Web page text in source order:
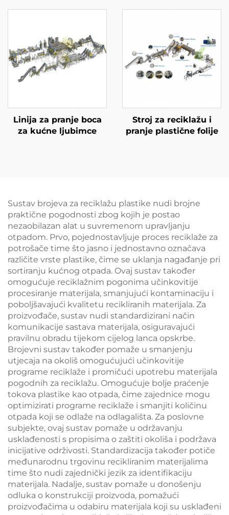
Linija za pranje boca
za kućne ljubimce
Stroj za reciklažu i
pranje plastične folije
Sustav brojeva za reciklažu plastike nudi brojne
praktične pogodnosti zbog kojih je postao
nezaobilazan alat u suvremenom upravljanju
otpadom. Prvo, pojednostavljuje proces reciklaže za
potrošače time što jasno i jednostavno označava
različite vrste plastike, čime se uklanja nagađanje pri
sortiranju kućnog otpada. Ovaj sustav također
omogućuje reciklažnim pogonima učinkovitije
procesiranje materijala, smanjujući kontaminaciju i
poboljšavajući kvalitetu recikliranih materijala. Za
proizvođače, sustav nudi standardizirani način
komunikacije sastava materijala, osiguravajući
pravilnu obradu tijekom cijelog lanca opskrbe.
Brojevni sustav također pomaže u smanjenju
utjecaja na okoliš omogućujući učinkovitije
programe reciklaže i promičući upotrebu materijala
pogodnih za reciklažu. Omogućuje bolje praćenje
tokova plastike kao otpada, čime zajednice mogu
optimizirati programe reciklaže i smanjiti količinu
otpada koji se odlaže na odlagališta. Za poslovne
subjekte, ovaj sustav pomaže u održavanju
usklađenosti s propisima o zaštiti okoliša i podržava
inicijative održivosti. Standardizacija također potiče
međunarodnu trgovinu recikliranim materijalima
time što nudi zajednički jezik za identifikaciju
materijala. Nadalje, sustav pomaže u donošenju
odluka o konstrukciji proizvoda, pomažući
proizvođačima u odabiru materijala koji su usklađeni